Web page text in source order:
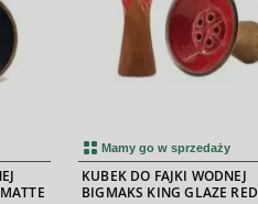
Mamy go w sprzedaży
KUBEK DO FAJKI WODNEJ
BIGMAKS KING GLAZE RED